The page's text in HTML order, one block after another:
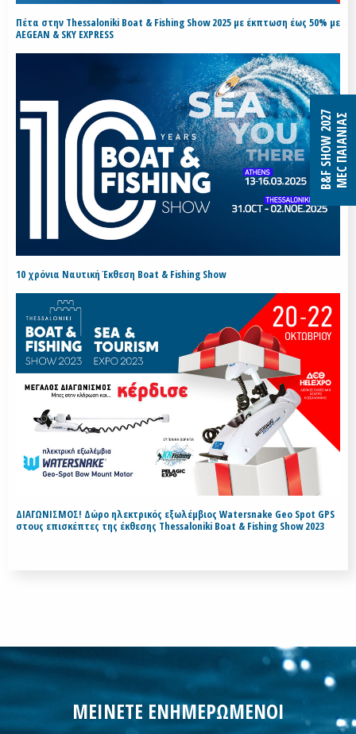
Πέτα στην Thessaloniki Boat & Fishing Show 2025 με έκπτωση έως 50% με
AEGEAN & SKY EXPRESS
10 χρόνια Ναυτική Έκθεση Boat & Fishing Show
ΔΙΑΓΩΝΙΣΜΟΣ! Δώρο ηλεκτρικός εξωλέμβιος Watersnake Geo Spot GPS
στους επισκέπτες της έκθεσης Thessaloniki Boat & Fishing Show 2023
B&F SHOW 2027MEC ΠΑΙΑΝΙΑΣ
ΜΕΙΝΕΤΕ ΕΝΗΜΕΡΩΜΕΝΟΙ